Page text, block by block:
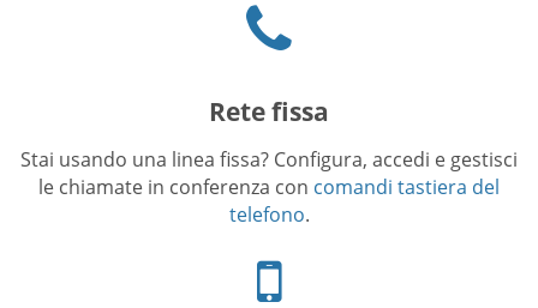
icon
Rete fissa
Stai usando una linea fissa? Configura, accedi e gestisci
le chiamate in conferenza con comandi tastiera del
telefono.
Icona
telefono